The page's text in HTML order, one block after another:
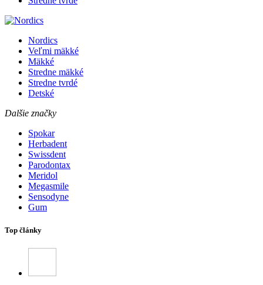
Nordics
Veľmi mäkké
Mäkké
Stredne mäkké
Stredne tvrdé
Detské
Dalšie značky
Spokar
Herbadent
Swissdent
Parodontax
Meridol
Megasmile
Sensodyne
Gum
Top články